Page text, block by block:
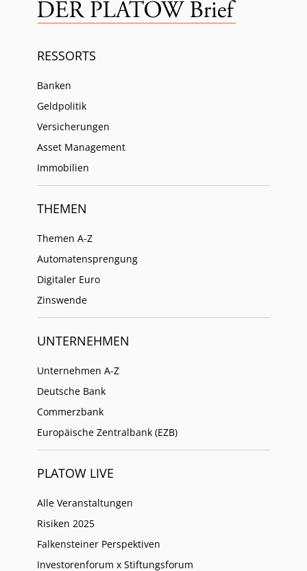
RESSORTS
Banken
Geldpolitik
Versicherungen
Asset Management
Immobilien
THEMEN
Themen A-Z
Automatensprengung
Digitaler Euro
Zinswende
UNTERNEHMEN
Unternehmen A-Z
Deutsche Bank
Commerzbank
Europäische Zentralbank (EZB)
PLATOW LIVE
Alle Veranstaltungen
Risiken 2025
Falkensteiner Perspektiven
Investorenforum x Stiftungsforum